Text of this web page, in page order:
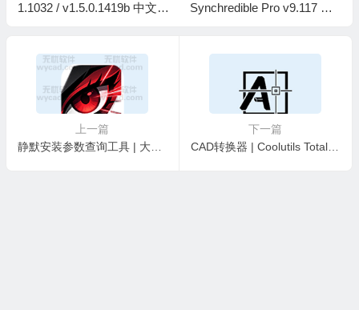
1.1032 / v1.5.0.1419b 中文绿
Synchredible Pro v9.117 中
上一篇
静默安装参数查询工具 | 大内静探 v1.4.2 中文绿色版
下一篇
CAD转换器 | Coolutils Total CAD Converter v4.1.0.249 中文绿色版